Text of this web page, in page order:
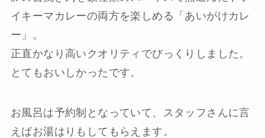
イキーマカレーの両方を楽しめる「あいがけカレ
ー」。
正直かなり高いクオリティでびっくりしました。
とてもおいしかったです。
お風呂は予約制となっていて、スタッフさんに言
えばお湯はりもしてもらえます。